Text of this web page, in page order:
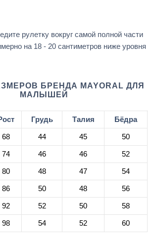
рулетку вокруг самой полной части
на 18 - 20 сантиметров ниже уровня
БРЕНДА MAYORAL ДЛЯ
МАЛЫШЕЙ
Грудь Талия Бёдра
68 44 45 50
74 46 46 52
80 48 47 54
86 50 48 56
92 52 50 58
98 54 52 60